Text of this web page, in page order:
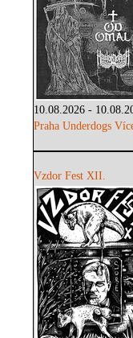
10.08.2026 -
Praha Underdogs
Vzdor Fest XII.